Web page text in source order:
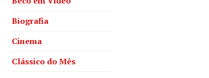
Biografia
Cinema
Clássico do Mês